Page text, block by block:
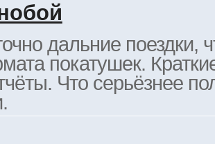
дальние поездки,
покатушек.
Что серьёзнее